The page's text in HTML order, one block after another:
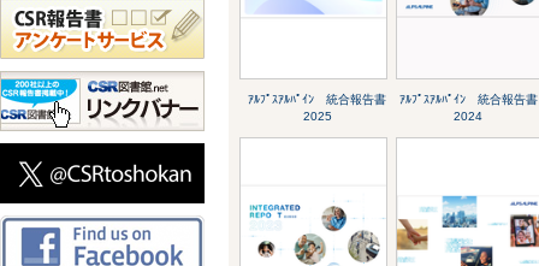
ｱﾙﾌﾟｽｱﾙﾊﾟｲﾝ 統合報告書
2025
ｱﾙﾌﾟｽｱﾙﾊﾟｲﾝ 統合報告書
2024